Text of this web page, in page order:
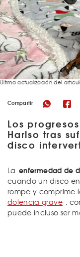
Compartir
Los
Harlso tras
disco
Última actualización del
La enfermedad de
cuando un disco
rompe y comprime
dolencia grave ,
puede incluso ser